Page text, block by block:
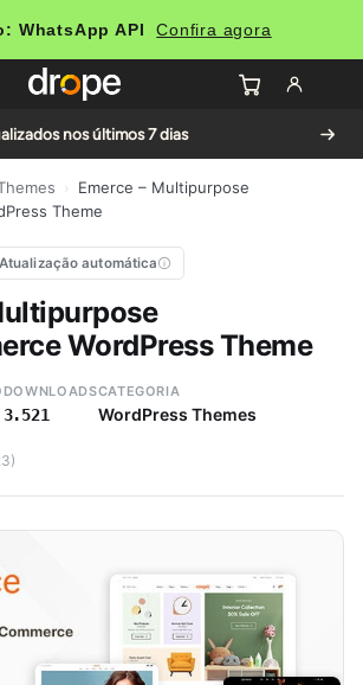
WhatsApp API Confira agora
nos últimos 7 dias
Emerce – Multipurpose
Theme
Atualização automática
WordPress Theme
DOWNLOADS
3.521
CATEGORIA
WordPress Themes